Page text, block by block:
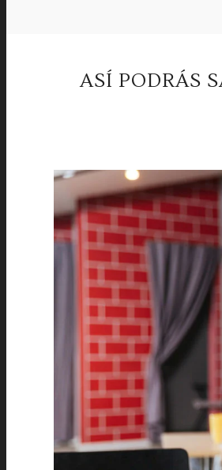
ASÍ PODRÁS